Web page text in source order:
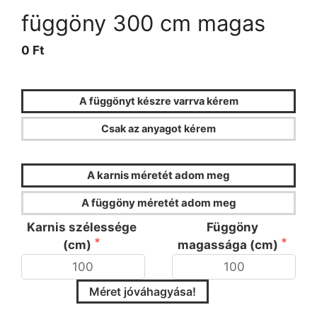
függöny 300 cm magas
0 Ft
A függönyt készre varrva kérem
Csak az anyagot kérem
A karnis méretét adom meg
A függöny méretét adom meg
Karnis szélessége
(cm)
Függöny
magassága (cm)
Méret jóváhagyása!